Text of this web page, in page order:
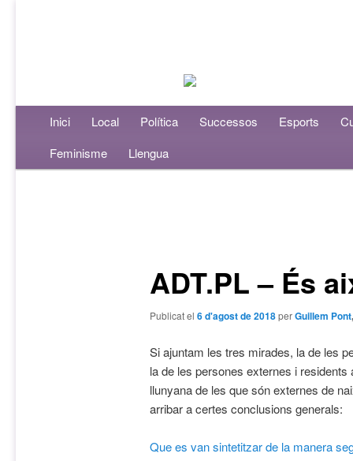
Menú principalAneu al contingut principal
Aneu al contingut secundari
Inici Local Política Successos Esports
Feminisme
Llengua
ADT.PL – És
Publicat el 6 d'agost de 2018perGuillem Pont
Si ajuntam les tres mirades, la de les
la de les persones externes i
llunyana de les que són externes de
arribar a certes conclusions generals:
Que es van sintetitzar de la manera